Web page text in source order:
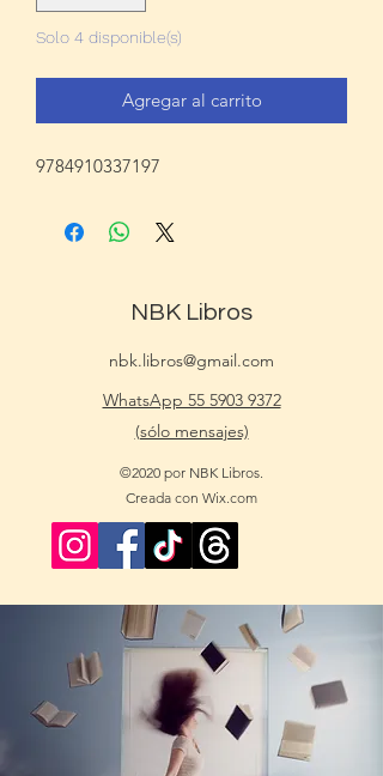
Solo 4 disponible(s)
Agregar al carrito
9784910337197
NBK Libros
nbk.libros@gmail.com
WhatsApp 55 5903 9372
(sólo mensajes)
©2020 por NBK Libros.
Creada con Wix.com